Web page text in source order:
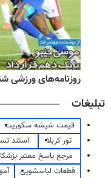
روزنامه‌های ورزشی شنبه ۱۷ مرداد
تبلیغات
قیمت شیشه سکوریت
تور کربلا
استند
مرجع پاسخ معتبر
قطعات لباسشویی